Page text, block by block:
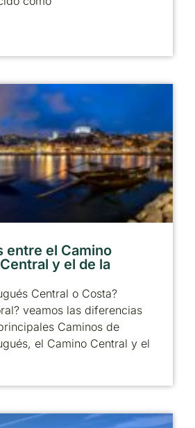
entre el Camino
y el de la
Central o Costa?
veamos las diferencias
Caminos de
el Camino Central y el